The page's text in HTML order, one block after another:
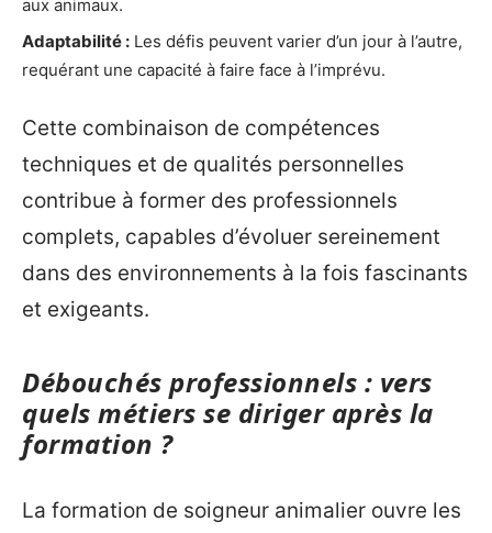
aux animaux.
Adaptabilité : Les défis peuvent varier d’un jour à l’autre,
requérant une capacité à faire face à l’imprévu.
Cette combinaison de compétences
techniques et de qualités personnelles
contribue à former des professionnels
complets, capables d’évoluer sereinement
dans des environnements à la fois fascinants
et exigeants.
Débouchés professionnels : vers
quels métiers se diriger après la
formation ?
La formation de soigneur animalier ouvre les